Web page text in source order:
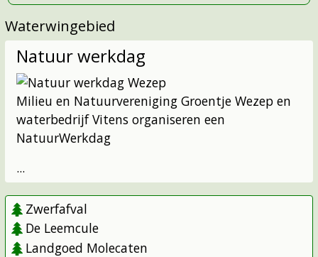
Waterwingebied
Natuur werkdag
Milieu en Natuurvereniging Groentje Wezep en
waterbedrijf Vitens organiseren een
NatuurWerkdag
...
Zwerfafval
De Leemcule
Landgoed Molecaten